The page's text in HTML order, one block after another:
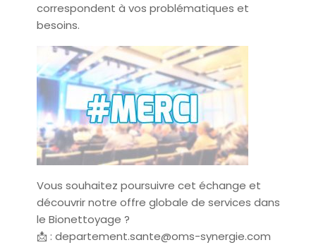
correspondent à vos problématiques et
besoins.
Vous souhaitez poursuivre cet échange et
découvrir notre offre globale de services dans
le Bionettoyage ?
📩 : departement.sante@oms-synergie.com